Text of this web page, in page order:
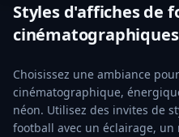
Styles d'affiches de
cinématographiques
Choisissez une ambiance
cinématographique,
néon. Utilisez des invites de
football avec un éclairage,